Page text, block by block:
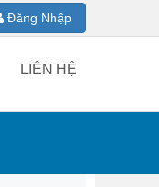
Đăng Nhập
LIÊN HỆ